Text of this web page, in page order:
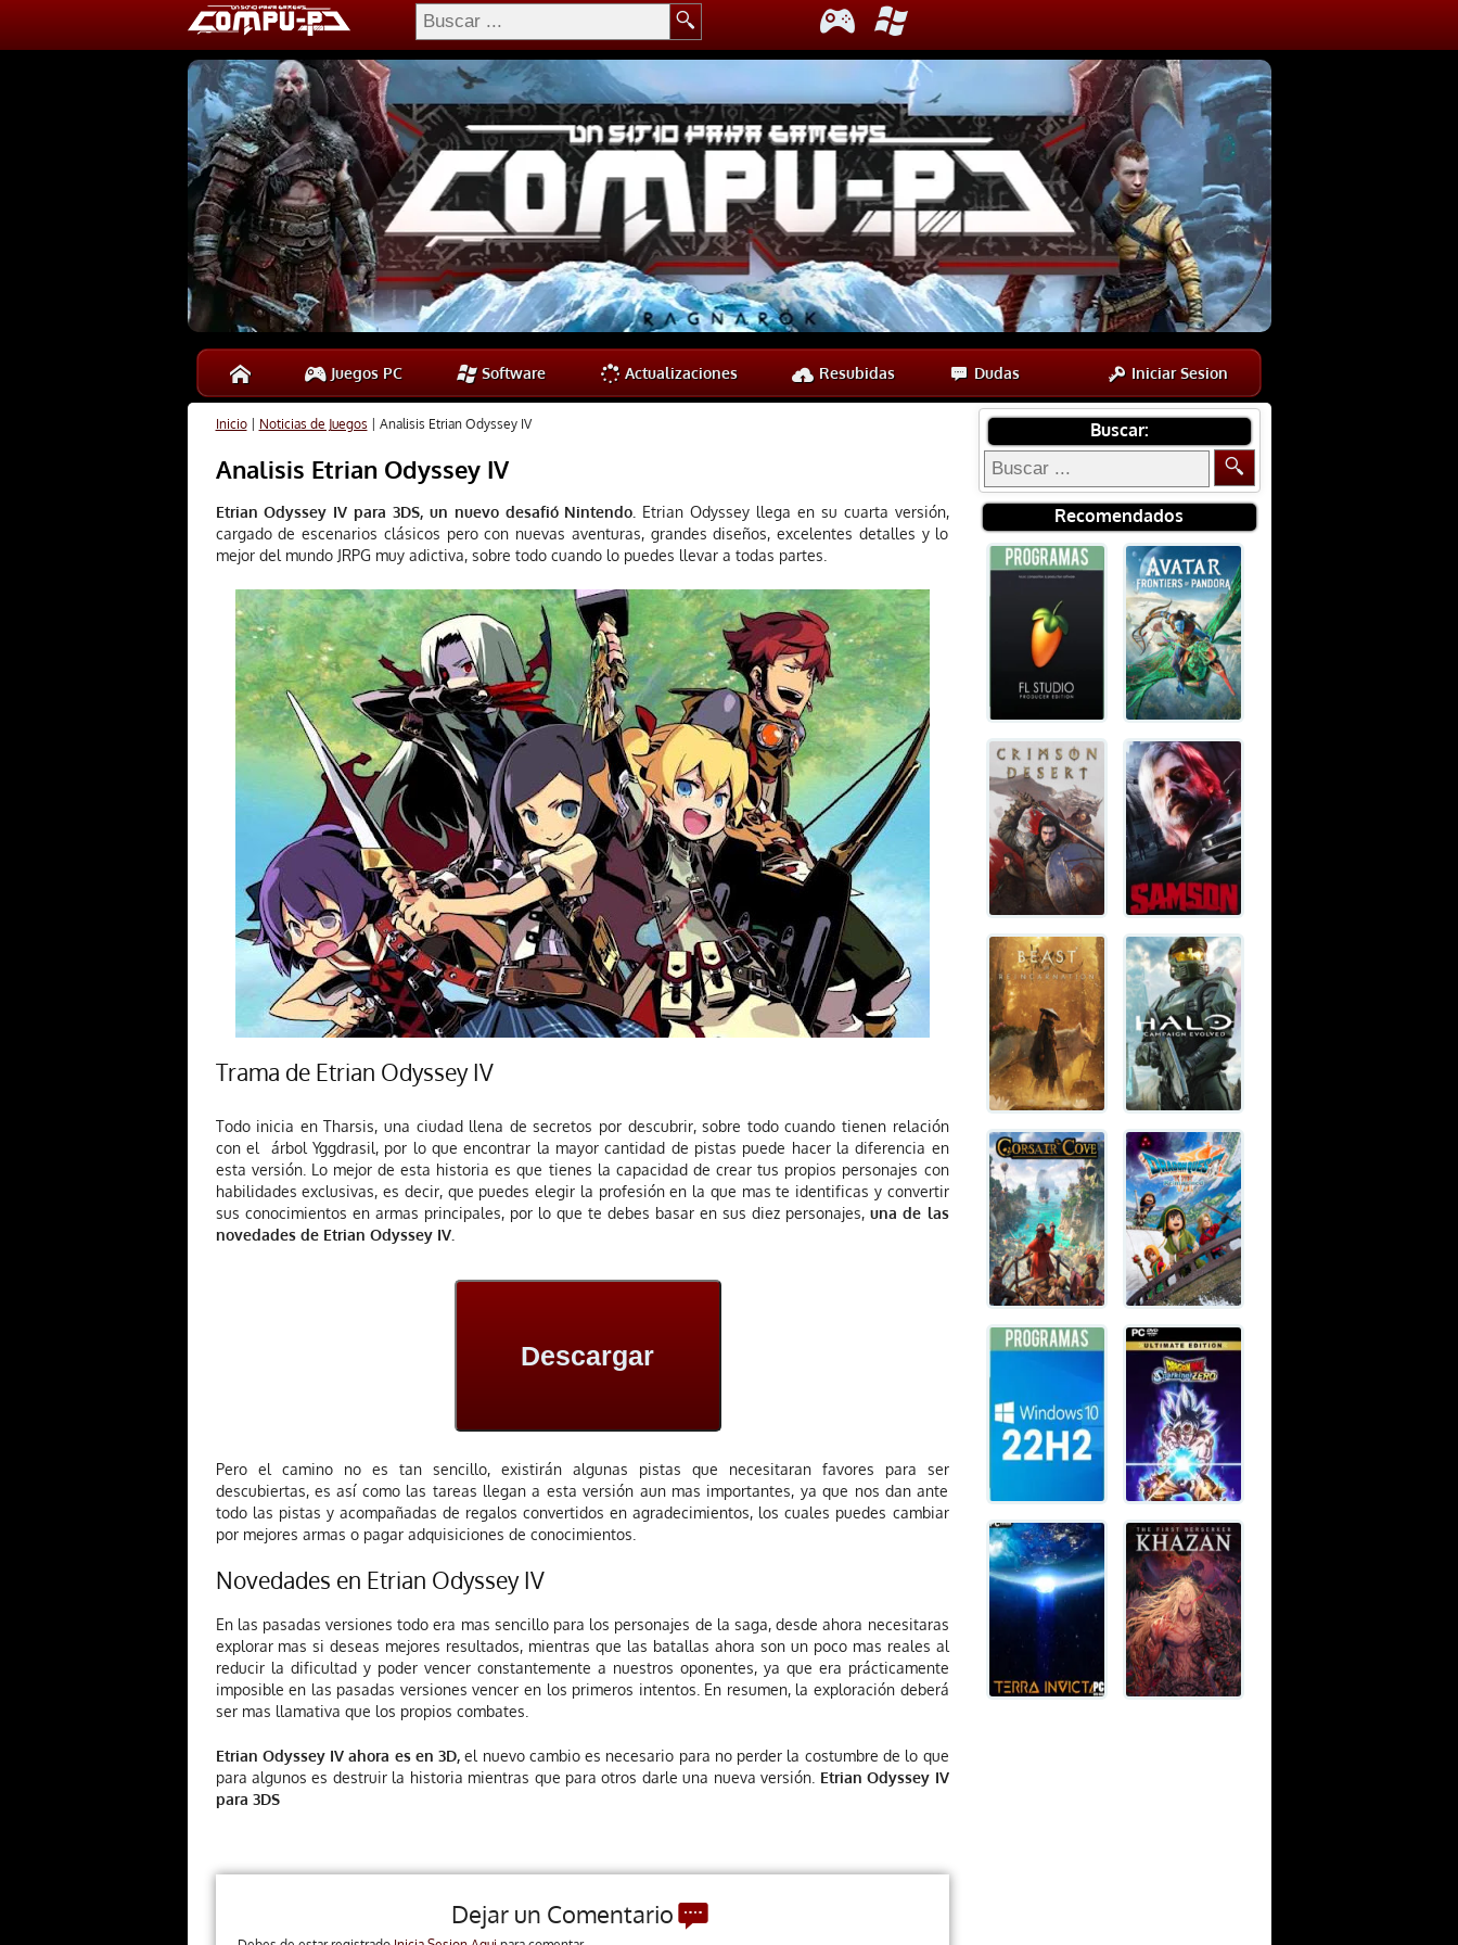
Juegos PC Software Actualizaciones Resubidas Dudas Iniciar Sesion
Inicio| Noticias de Juegos | Analisis Etrian Odyssey IV
Analisis Etrian Odyssey IV
Etrian Odyssey IV para 3DS, un nuevo desafió Nintendo. Etrian Odyssey llega en su cuarta versión,
cargado de escenarios clásicos pero con nuevas aventuras, grandes diseños, excelentes detalles y lo
mejor del mundo JRPG muy adictiva, sobre todo cuando lo puedes llevar a todas partes.
Trama de Etrian Odyssey IV
Todo inicia en Tharsis, una ciudad llena de secretos por descubrir, sobre todo cuando tienen relación
con el árbol Yggdrasil, por lo que encontrar la mayor cantidad de pistas puede hacer la diferencia en
esta versión. Lo mejor de esta historia es que tienes la capacidad de crear tus propios personajes con
habilidades exclusivas, es decir, que puedes elegir la profesión en la que mas te identificas y convertir
sus conocimientos en armas principales, por lo que te debes basar en sus diez personajes,una de las
novedades de Etrian Odyssey IV.
Descargar
Pero el camino no es tan sencillo, existirán algunas pistas que necesitaran favores para ser
descubiertas, es así como las tareas llegan a esta versión aun mas importantes, ya que nos dan ante
todo las pistas y acompañadas de regalos convertidos en agradecimientos, los cuales puedes cambiar
por mejores armas o pagar adquisiciones de conocimientos.
Novedades en Etrian Odyssey IV
En las pasadas versiones todo era mas sencillo para los personajes de la saga, desde ahora necesitaras
explorar mas si deseas mejores resultados, mientras que las batallas ahora son un poco mas reales al
reducir la dificultad y poder vencer constantemente a nuestros oponentes, ya que era prácticamente
imposible en las pasadas versiones vencer en los primeros intentos. En resumen, la exploración deberá
ser mas llamativa que los propios combates.
Etrian Odyssey IV ahora es en 3D, el nuevo cambio es necesario para no perder la costumbre de lo que
para algunos es destruir la historia mientras que para otros darle una nueva versión. Etrian Odyssey IV
para 3DS
Dejar un Comentario
Buscar:
Recomendados